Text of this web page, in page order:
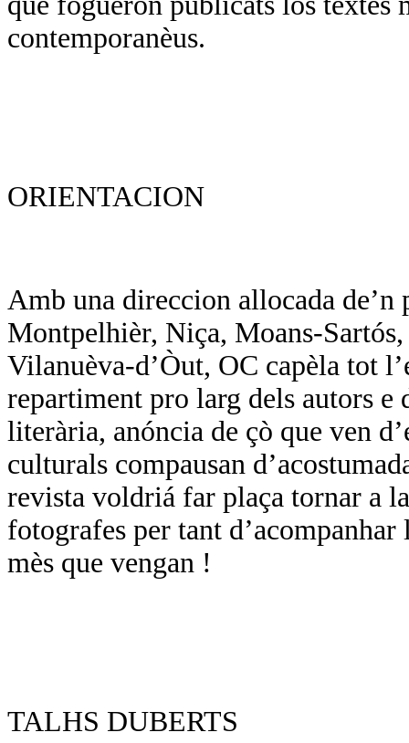
contemporanèus.
ORIENTACION
Amb una direccion allocada
Montpelhièr, Niça, Moans-
Vilanuèva-d’Òut, OC capèla tot
repartiment pro larg dels autors e
literària, anóncia de çò que ven
culturals compausan
revista voldriá far plaça tornar a
fotografes per tant
mès que vengan !
TALHS DUBERTS